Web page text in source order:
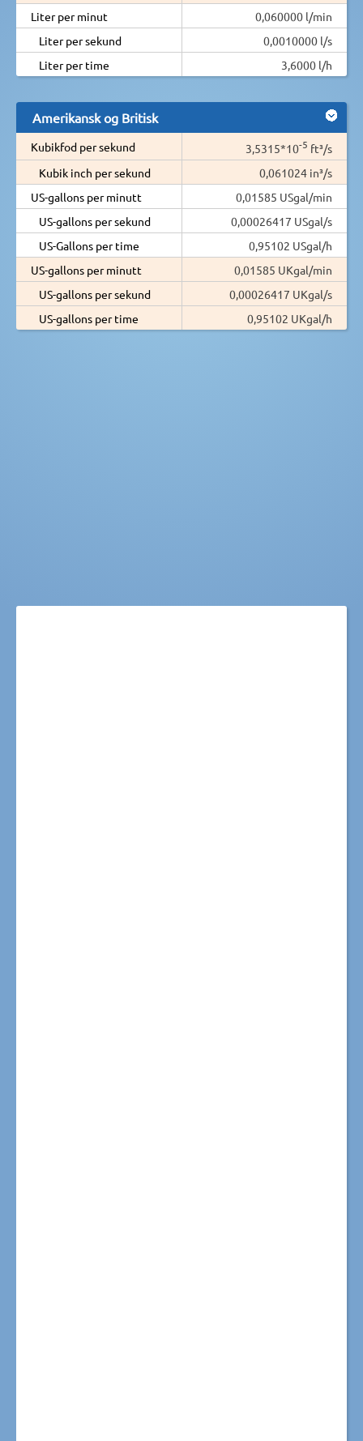
Liter per minut
0,060000 l/min
Liter per sekund
0,0010000 l/s
Liter per time
3,6000 l/h
Amerikansk og Britisk
Kubikfod per sekund 3,5315*10-5 ft³/s
Kubik inch per sekund
0,061024 in³/s
US-gallons per minutt
0,01585 USgal/min
US-gallons per sekund
0,00026417 USgal/s
US-Gallons per time
0,95102 USgal/h
US-gallons per minutt
0,01585 UKgal/min
US-gallons per sekund
0,00026417 UKgal/s
US-gallons per time
0,95102 UKgal/h